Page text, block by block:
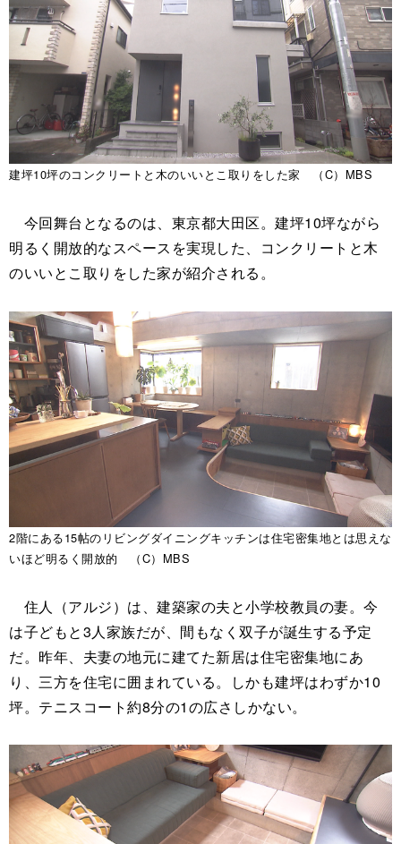
建坪10坪のコンクリートと木のいいとこ取りをした家 （C）MBS
今回舞台となるのは、東京都大田区。建坪10坪ながら
明るく開放的なスペースを実現した、コンクリートと木
のいいとこ取りをした家が紹介される。
2階にある15帖のリビングダイニングキッチンは住宅密集地とは思えな
いほど明るく開放的 （C）MBS
住人（アルジ）は、建築家の夫と小学校教員の妻。今
は子どもと3人家族だが、間もなく双子が誕生する予定
だ。昨年、夫妻の地元に建てた新居は住宅密集地にあ
り、三方を住宅に囲まれている。しかも建坪はわずか10
坪。テニスコート約8分の1の広さしかない。